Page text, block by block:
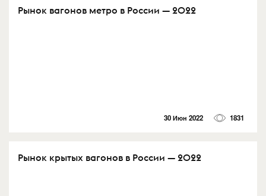
Рынок вагонов метро в России — 2022
30 Июн 2022 1831
Рынок крытых вагонов в России — 2022